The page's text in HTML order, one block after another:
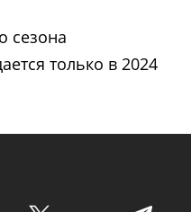
сезона
только в 2024